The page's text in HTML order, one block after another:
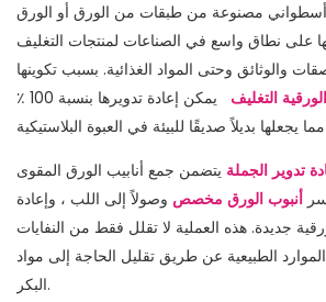
مصنوعة من طبقات من الورق أو الورق
على نطاق واسع في الصناعات لمنتجات التغليف
والوثائق وحتى المواد الغذائية. بسبب تكوينها
التغليف
يمكن إعادة تدويرها بنسبة 100 ٪
تدوير الجملة يتضمن جمع أنابيب الورق المقوى
أنبوب الورق مخصص وصولاً إلى اللب ، وإعادة
جديدة. هذه العملية لا تقلل فقط من النفايات
الطبيعية عن طريق تقليل الحاجة إلى مواد
البكر.